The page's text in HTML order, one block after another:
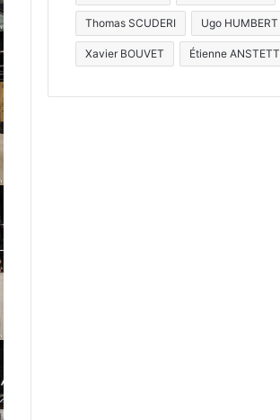
Thomas SCUDERI Ugo HUMBERT
Xavier BOUVET Étienne ANSTETT